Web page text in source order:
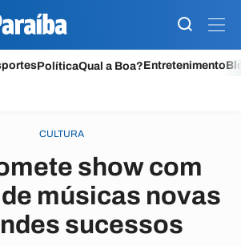
PolíticaQual a Boa?Entretenimento
CULTURA
show com
músicas novas
sucessos